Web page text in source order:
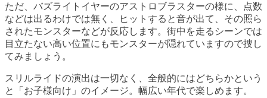
ただ、バズライトイヤーのアストロブラスターの様に、点数
などは出るわけでは無く、ヒットすると音が出て、その照ら
されたモンスターなどが反応します。街中を走るシーンでは
目立たない高い位置にもモンスターが隠れていますので捜し
てみましょう。
スリルライドの演出は一切なく、全般的にはどちらかという
と「お子様向け」のイメージ。幅広い年代で楽しめます。